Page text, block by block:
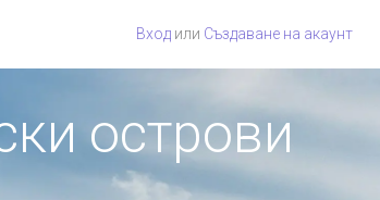
Вход или Създаване на акаунт
острови